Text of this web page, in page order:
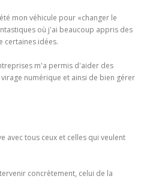
mon véhicule pour «changer le
où j'ai beaucoup appris des
certaines idées.
m'a permis d'aider des
numérique et ainsi de bien gérer
avec tous ceux et celles qui veulent
concrètement, celui de la